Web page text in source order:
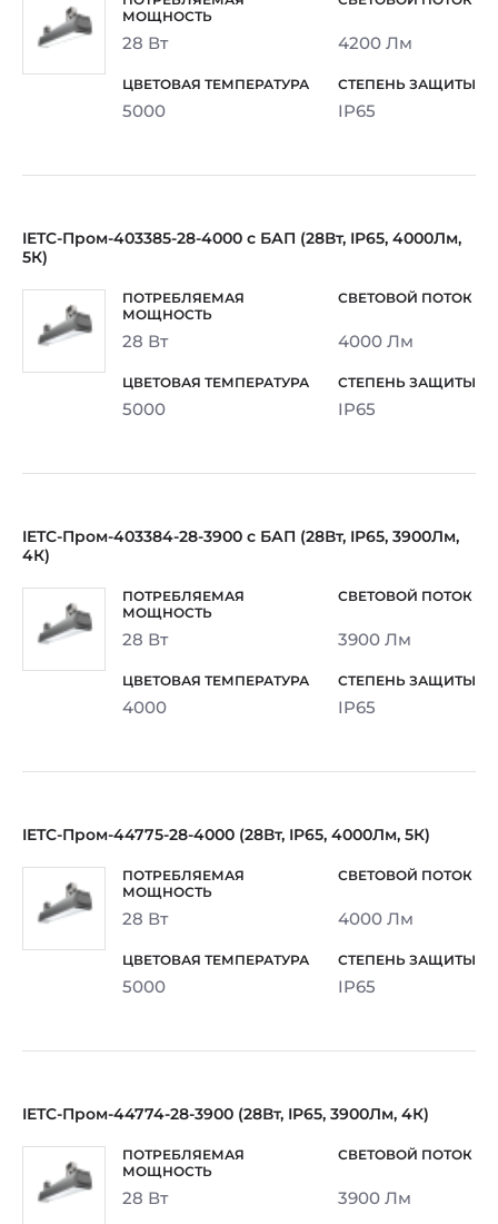
28 Вт 4200 Лм
5000 IP65
IETC-Пром-403385-28-4000 с БАП (28Вт, IP65, 4000Лм,
5К)
28 Вт 4000 Лм
5000 IP65
IETC-Пром-403384-28-3900 с БАП (28Вт, IP65, 3900Лм,
4К)
28 Вт 3900 Лм
4000 IP65
IETC-Пром-44775-28-4000 (28Вт, IP65, 4000Лм, 5К)
28 Вт 4000 Лм
5000 IP65
IETC-Пром-44774-28-3900 (28Вт, IP65, 3900Лм, 4К)
28 Вт 3900 Лм